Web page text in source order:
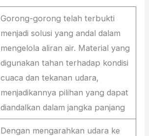
Gorong-gorong telah terbukti
menjadi solusi yang andal dalam
mengelola aliran air. Material yang
digunakan tahan terhadap kondisi
cuaca dan tekanan udara,
menjadikannya pilihan yang dapat
diandalkan dalam jangka panjang
Dengan mengarahkan udara ke